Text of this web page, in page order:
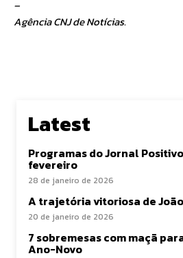
–
Agência CNJ de Notícias.
Latest
Programas do Jornal
fevereiro
28 de janeiro de 2026
A trajetória vitoriosa de
20 de janeiro de 2026
7 sobremesas com maçã
Ano-Novo